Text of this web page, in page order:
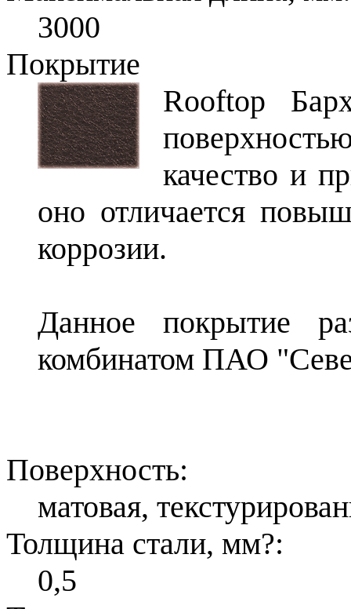
3000
Покрытие
Rooftop
качество и
оно отличается
коррозии.
Данное покрытие
комбинатом ПАО
Поверхность:
матовая,
Толщина стали, мм?:
0,5